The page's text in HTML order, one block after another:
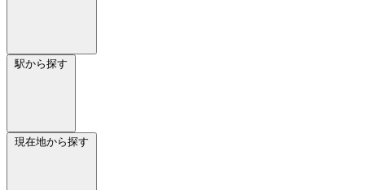
駅から探す
現在地から探す